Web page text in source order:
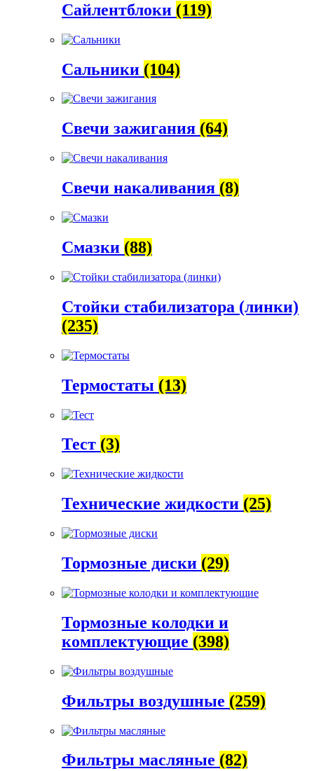
Сайлентблоки (119)
Сальники (104)
Свечи зажигания (64)
Свечи накаливания (8)
Смазки (88)
Стойки стабилизатора (линки)
(235)
Термостаты (13)
Тест (3)
Технические жидкости (25)
Тормозные диски (29)
Тормозные колодки и
комплектующие (398)
Фильтры воздушные (259)
Фильтры масляные (82)